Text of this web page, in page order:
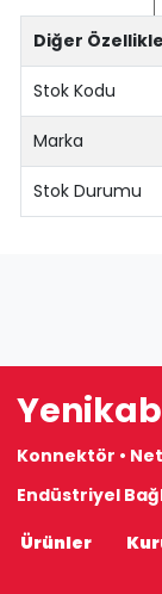
Diğer
Stok Kodu
Marka
Stok Durumu
Konnektör •
Endüstriyel
Ürünler